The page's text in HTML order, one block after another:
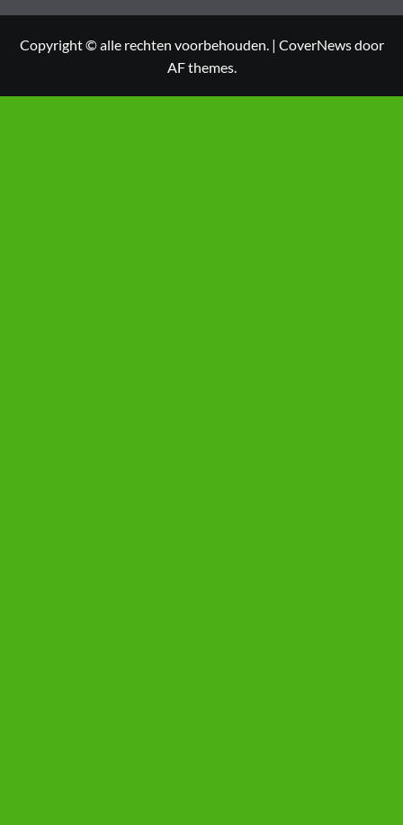
Copyright © alle rechten voorbehouden. | CoverNewsdoor
AF themes.